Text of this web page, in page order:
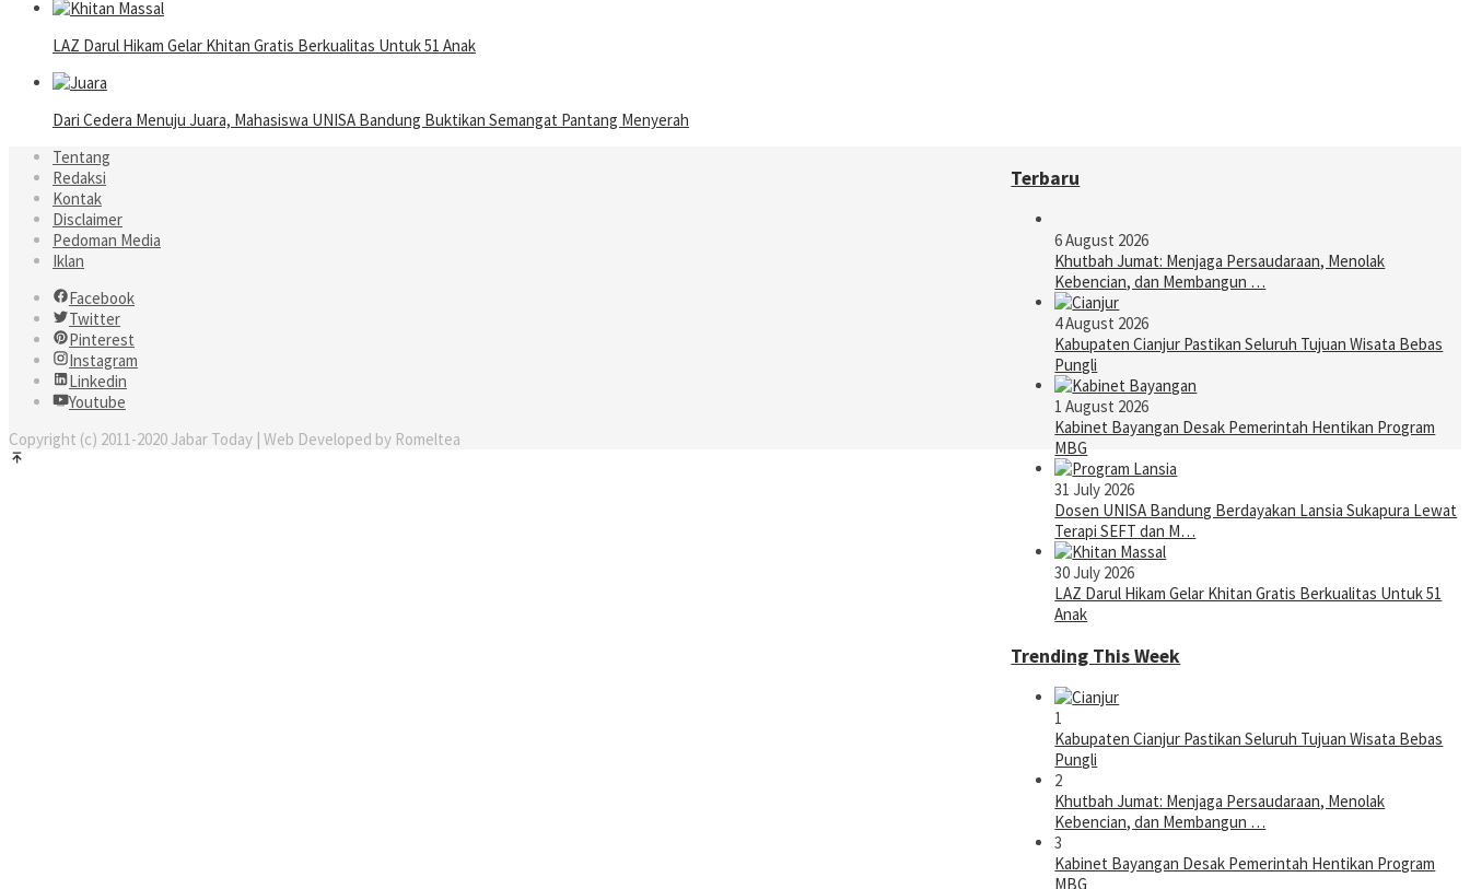
LAZ Darul Hikam Gelar Khitan Gratis Berkualitas Untuk 51 Anak
Dari Cedera Menuju Juara, Mahasiswa UNISA Bandung Buktikan Semangat Pantang Menyerah
Terbaru
6 August 2026
Khutbah Jumat: Menjaga Persaudaraan, Menolak
Kebencian, dan Membangun …
4 August 2026
Kabupaten Cianjur Pastikan Seluruh Tujuan Wisata Bebas
Pungli
1 August 2026
Kabinet Bayangan Desak Pemerintah Hentikan Program
MBG
31 July 2026
Dosen UNISA Bandung Berdayakan Lansia Sukapura Lewat
Terapi SEFT dan M…
30 July 2026
LAZ Darul Hikam Gelar Khitan Gratis Berkualitas Untuk 51
Anak
Trending This Week
1
Kabupaten Cianjur Pastikan Seluruh Tujuan Wisata Bebas
Pungli
2
Khutbah Jumat: Menjaga Persaudaraan, Menolak
Kebencian, dan Membangun …
3
Kabinet Bayangan Desak Pemerintah Hentikan Program
MBG
Tentang
Redaksi
Kontak
Disclaimer
Pedoman Media
Iklan
Facebook
Twitter
Pinterest
Instagram
Linkedin
Youtube
Copyright (c) 2011-2020 Jabar Today | Web Developed by Romeltea